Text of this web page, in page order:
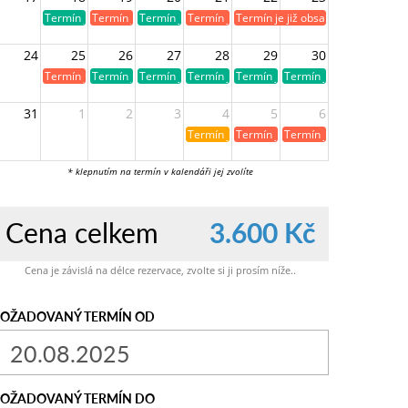
Termín je volnýTermín je již obsazen
Termín je volnýTermín je již obsazen
Termín je již obsazen
24 25 26 27 28 29 30
Termín je již obsazen
Termín je volnýTermín je volnýTermín je volnýTermín je volnýTermín je volný
31 1 2 3 4 5 6
Termín je již rezervován
Termín je již obsazenTermín je již obsazen
* klepnutím na termín v kalendáři jej zvolíte
Cena celkem 3.600 Kč
Cena je závislá na délce rezervace, zvolte si ji prosím níže..
TERMÍN OD
TERMÍN DO